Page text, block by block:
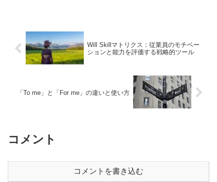
Will Skillマトリクス：従業員のモチベー
ションと能力を評価する戦略的ツール
「To me」と「For me」の違いと使い方
コメント
コメントを書き込む